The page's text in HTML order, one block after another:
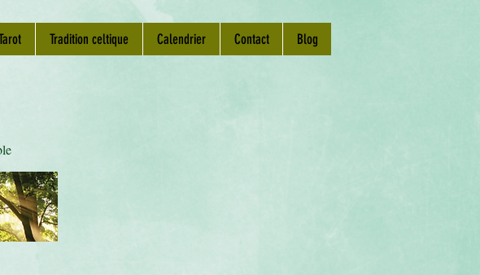
Tradition celtique Calendrier Contact Blog